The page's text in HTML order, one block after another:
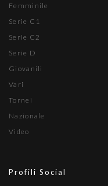
Femminile
Serie C1
Serie C2
Serie D
Giovanili
Vari
Tornei
Nazionale
Video
Profili Social